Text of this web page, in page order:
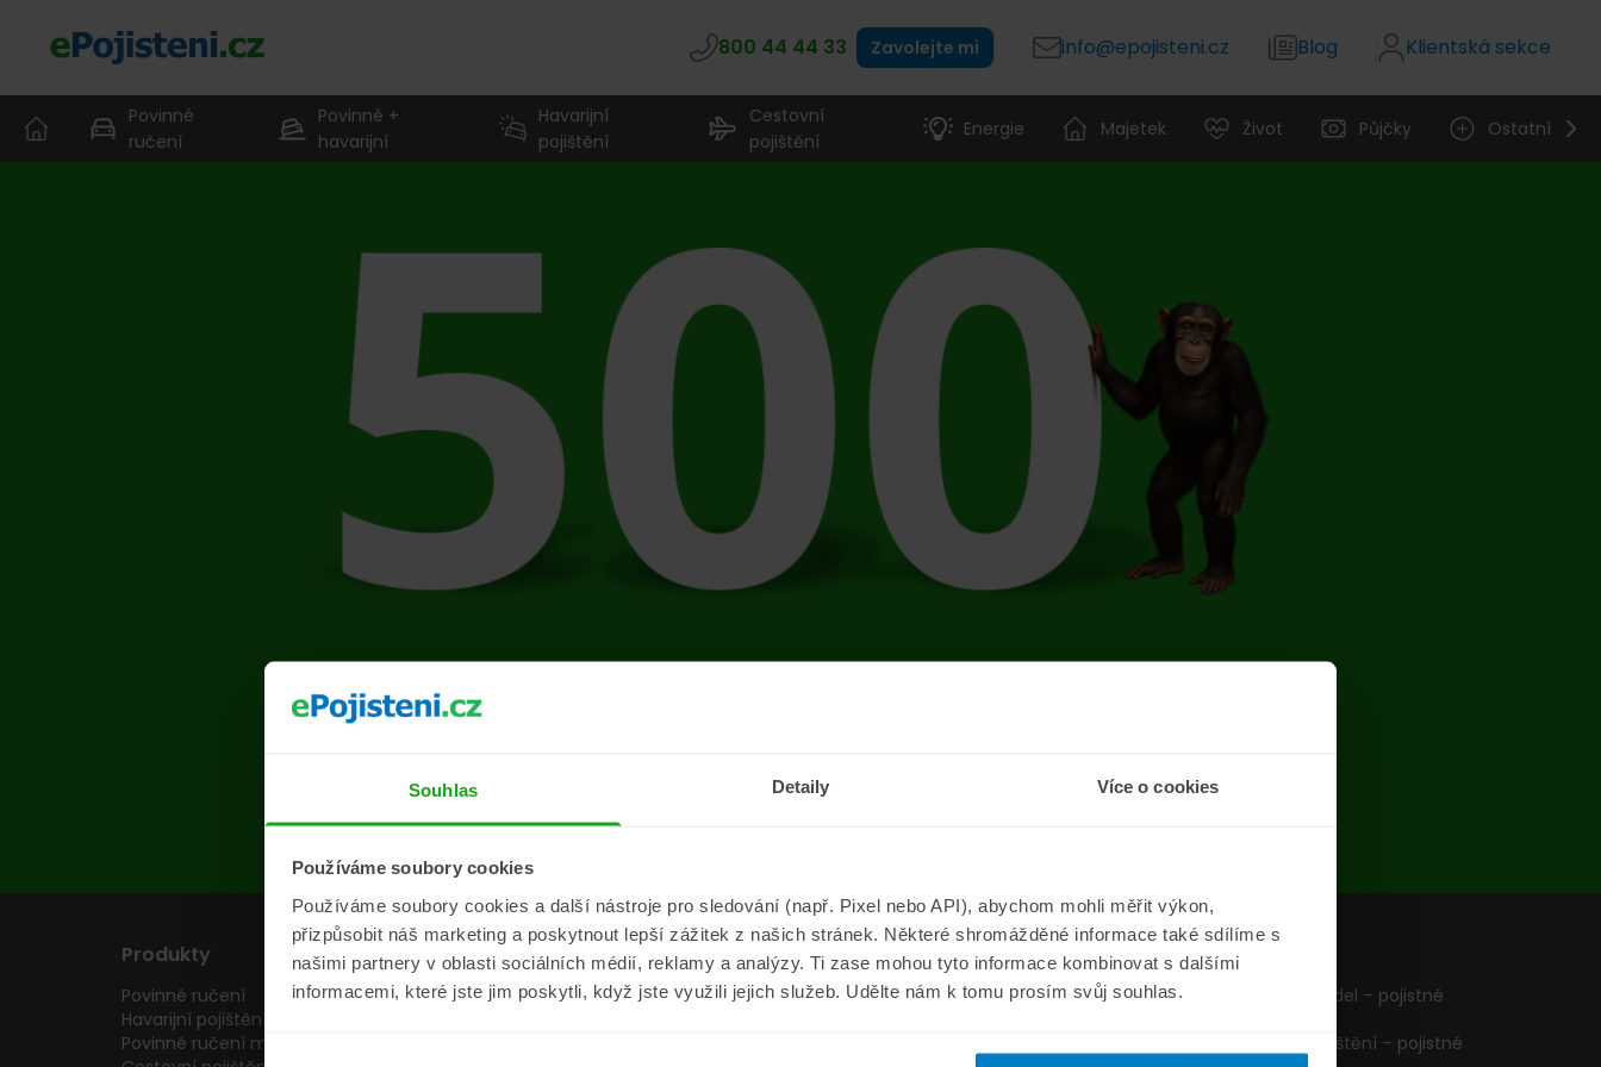
Souhlas Detaily Více o cookies
Používáme soubory cookies
Používáme soubory cookies a další nástroje pro sledování (např. Pixel nebo API), abychom mohli měřit výkon,
přizpůsobit náš marketing a poskytnout lepší zážitek z našich stránek. Některé shromážděné informace také sdílíme s
našimi partnery v oblasti sociálních médií, reklamy a analýzy. Ti zase mohou tyto informace kombinovat s dalšími
informacemi, které jste jim poskytli, když jste využili jejich služeb. Udělte nám k tomu prosím svůj souhlas.
800 44 44 33 Zavolejte mi info@epojisteni.cz Blog Klientská sekce
Povinné
ručení
Povinné +
havarijní
Havarijní
pojištění
Cestovní
pojištění
Energie Majetek Život Půjčky Ostatní
Na stránce se vyskytla chyba
Přejít na úvodní stránku
Produkty
Povinné ručení
Havarijní pojištění
Povinné ručení motocyklu
Pojišťovny
Pojišťovny
Informace
Aktuality
ePojisteni.cz
O nás
Formuláře
Pojištění vozidel – pojistné
Cestovní pojištění – pojistné